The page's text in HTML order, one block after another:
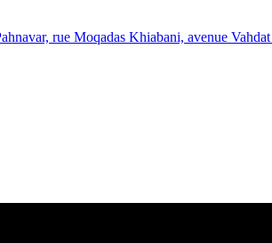
rue Moqadas Khiabani, avenue